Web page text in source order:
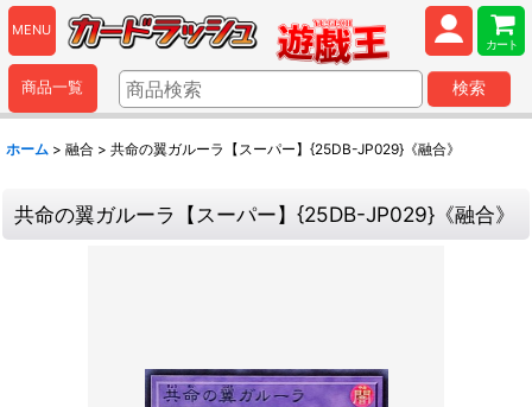
MENU
カート
商品一覧 検索
ホーム > 融合 > 共命の翼ガルーラ【スーパー】{25DB-JP029}《融合》
共命の翼ガルーラ【スーパー】{25DB-JP029}《融合》